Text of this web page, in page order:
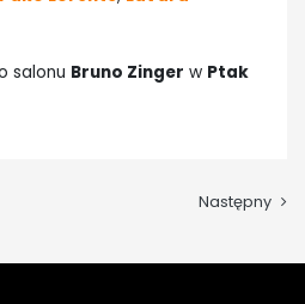
salonu Bruno Zinger w Ptak
Następny